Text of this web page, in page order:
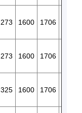
273 1600 1706
273 1600 1706
325 1600 1706